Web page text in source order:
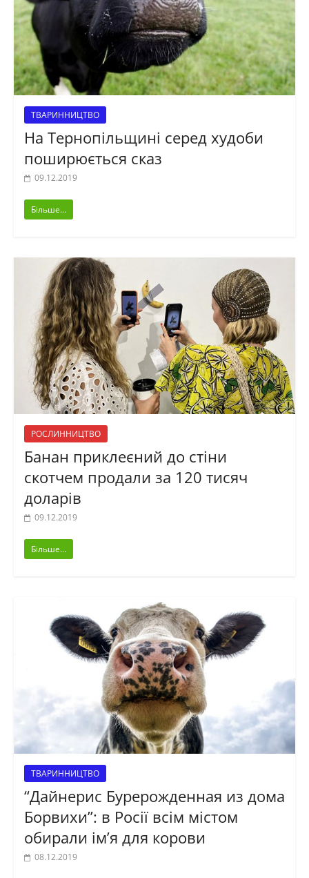
ТВАРИННИЦТВО
На Тернопільщині серед худоби
поширюється сказ
09.12.2019
Більше...
РОСЛИННИЦТВО
Банан приклеєний до стіни
скотчем продали за 120 тисяч
доларів
09.12.2019
Більше...
ТВАРИННИЦТВО
“Дайнерис Бурерожденная из дома
Борвихи”: в Росії всім містом
обирали ім’я для корови
08.12.2019